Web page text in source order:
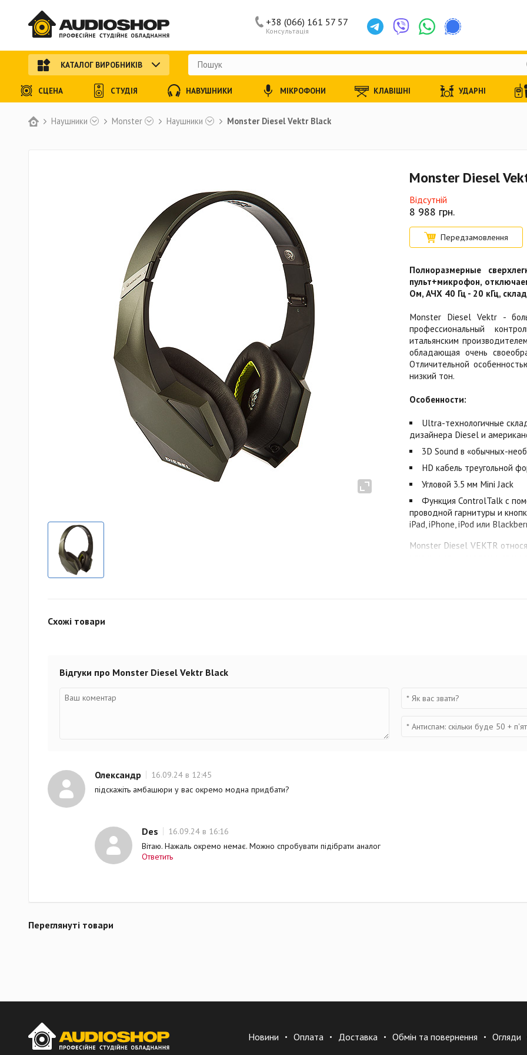
Наушники Monster Наушники Monster Diesel Vektr Black
Monster Diesel
Відсутній
8 988 грн.
Передзамовлення
Полноразмерные
пульт+микрофон,
Ом, АЧХ 40 Гц - 20 кГц,
Monster Diesel Vektr -
профессиональный
итальянским
обладающая очень
Отличительной
низкий тон.
Особенности:
Ultra-технологичные
дизайнера Diesel и
3D Sound в «обычных-
HD кабель треугольной
Угловой 3.5 мм Mini Jack
Функция ControlTalk с
проводной гарнитуры и
iPad, iPhone, iPod или
Monster Diesel VEKTR
музыки но обратить
Функция ControlTalk
режимами прослушивания
ControlTalk разъем шнура в
разъем на другом конце
Схожі товари
Відгуки про Monster Diesel Vektr Black
Олександр
16.09.24 в 12:45
підскажіть амбашюри у вас окремо модна придбати?
Des
16.09.24 в 16:16
Вітаю. Нажаль окремо немає. Можно спробувати підібрати аналог
Ответить
Переглянуті товари
Консультація
+38 (066) 161 57 57
КАТАЛОГ ВИРОБНИКІВ
СЦЕНА СТУДІЯ НАВУШНИКИ МІКРОФОНИ КЛАВІШНІ УДАРНІ
Новини Оплата Доставка Обмін та повернення Огляди